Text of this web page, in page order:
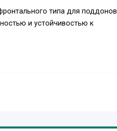
типа для поддонов
и устойчивостью к